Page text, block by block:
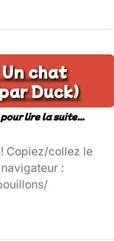
chat
Duck)
Copiez/collez le
: